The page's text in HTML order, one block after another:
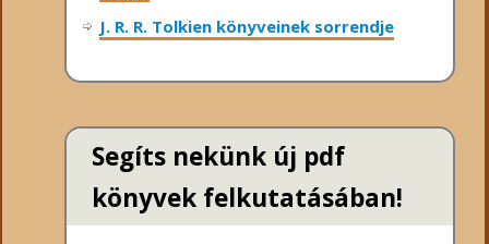
J. R. R. Tolkien könyveinek sorrendje
Segíts nekünk új pdf
könyvek felkutatásában!